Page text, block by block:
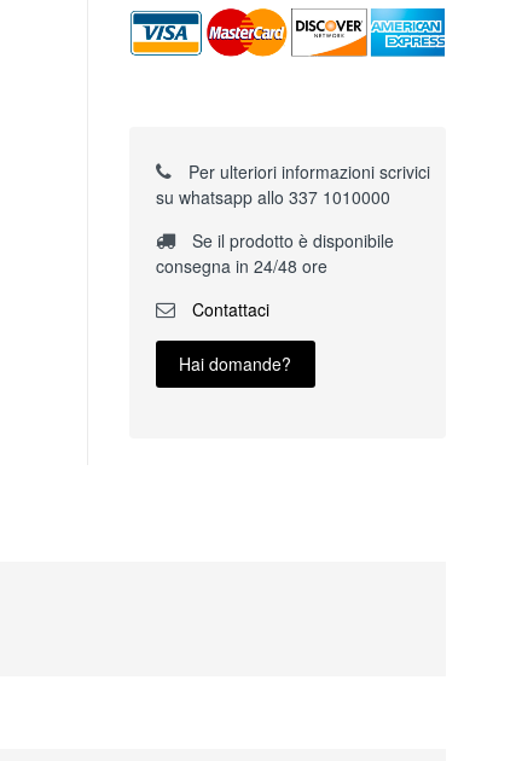
Per ulteriori informazioni scrivici
su whatsapp allo 337 1010000
Se il prodotto è disponibile
consegna in 24/48 ore
Contattaci
Hai domande?